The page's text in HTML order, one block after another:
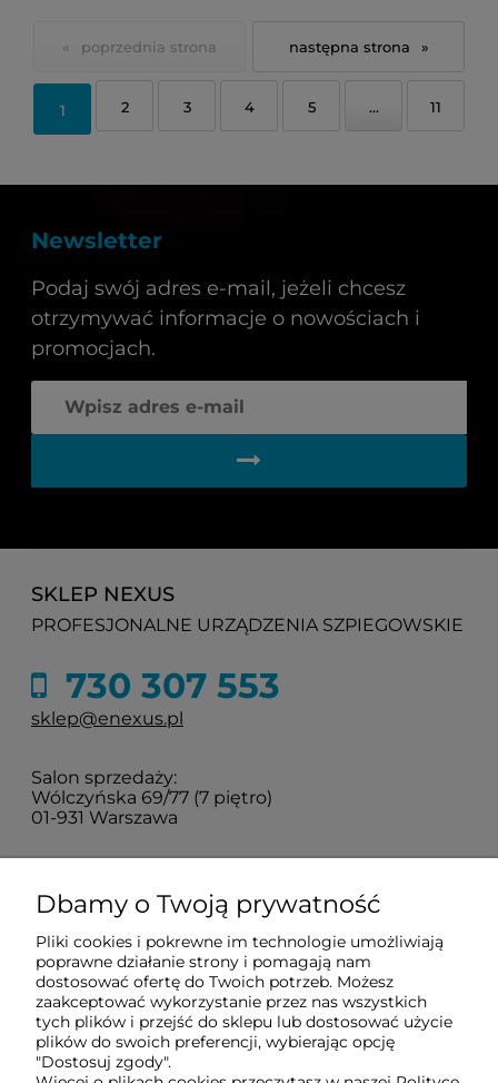
«
1 2 3 4 5 ... 11
»
Newsletter
Podaj swój adres e-mail, jeżeli chcesz
otrzymywać informacje o nowościach i
promocjach.
SKLEP NEXUS
PROFESJONALNE URZĄDZENIA SZPIEGOWSKIE
730 307 553
sklep@enexus.pl
Salon sprzedaży:
Wólczyńska 69/77 (7 piętro)
01-931 Warszawa
O nas
Informacje
Dbamy o Twoją prywatność
Pliki cookies i pokrewne im technologie umożliwiają
poprawne działanie strony i pomagają nam
dostosować ofertę do Twoich potrzeb. Możesz
zaakceptować wykorzystanie przez nas wszystkich
tych plików i przejść do sklepu lub dostosować użycie
plików do swoich preferencji, wybierając opcję
"Dostosuj zgody".